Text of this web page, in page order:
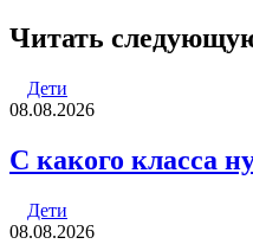
через
электронную
Читать
Дети
08.08.2026
С какого класса
Дети
08.08.2026